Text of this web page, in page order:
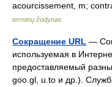
acourcissement, m;
terminų žodynas
Сокращение URL —
используемая в
предоставляемый
goo.gl, u.to и др.).